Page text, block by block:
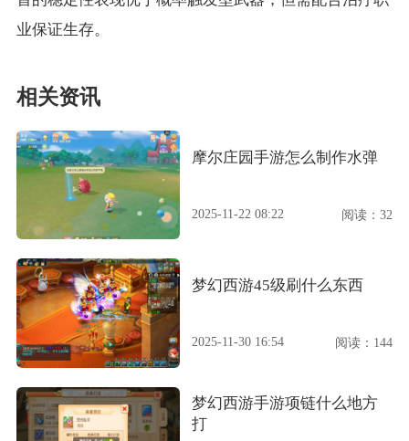
业保证生存。
相关资讯
摩尔庄园手游怎么制作水弹
2025-11-22 08:22 阅读：32
梦幻西游45级刷什么东西
2025-11-30 16:54 阅读：144
梦幻西游手游项链什么地方
打